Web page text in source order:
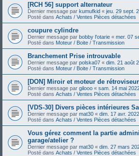
[RCH 56] support alternateur
Dernier message par kumufkid « jeu. 29 sept.
Posté dans Achats / Ventes Pièces détachées
coupure cylindre
Dernier message par bobby l'otarie « mer. 07
Posté dans Moteur / Boite / Transmission
Branchement Prise introuvable
Dernier message par polska07 « dim. 21 août
Posté dans Moteur / Boite / Transmission
[DON] Miroir et moteur de
Dernier message par gilooo « sam. 14 mai
Posté dans Achats / Ventes Pièces détachées
[VDS-30] Divers pièces intérieures
Dernier message par mat30 « dim. 17 avr.
Posté dans Achats / Ventes Pièces détachées
Vous gérez comment la partie
garage/atelier ?
Dernier message par mat30 « dim. 27 mars
Posté dans Achats / Ventes Pièces détachées